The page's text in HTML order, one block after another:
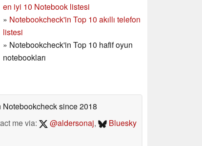
en iyi 10 Notebook listesi
» Notebookcheck'in Top 10 akıllı telefon
listesi
» Notebookcheck'in Top 10 hafif oyun
notebookları
Notebookchecksince 2018
me via:
@aldersonaj, Bluesky